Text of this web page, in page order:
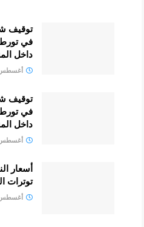
توقيف
في
داخل
أغسطس 7,
توقيف
في
داخل
أغسطس 7,
أسعار
توترات
أغسطس 7,